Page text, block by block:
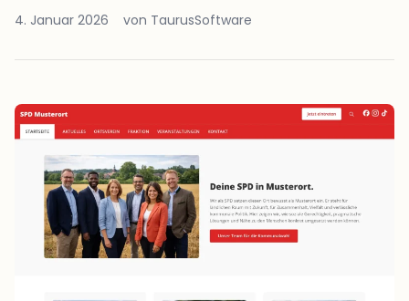
4. Januar 2026 von TaurusSoftware